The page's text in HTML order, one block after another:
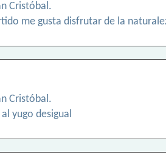
Cristóbal.
me gusta disfrutar de la
Cristóbal.
yugo desigual